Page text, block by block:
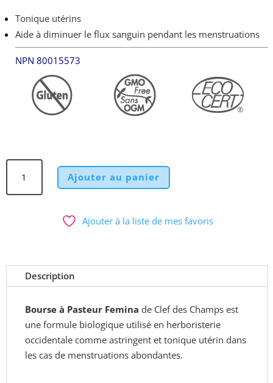
Tonique utérins
Aide à diminuer le flux sanguin pendant les menstruations
NPN 80015573
Bourse
Champs
Ajouter au panier
Ajouter à la liste de mes favoris
Description
Bourse à Pasteur Femina de Clef des Champs est
une formule biologique utilisé en herboristerie
occidentale comme astringent et tonique utérin dans
les cas de menstruations abondantes.